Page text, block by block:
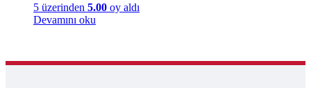
5 üzerinden 5.00 oy aldı
Devamını oku